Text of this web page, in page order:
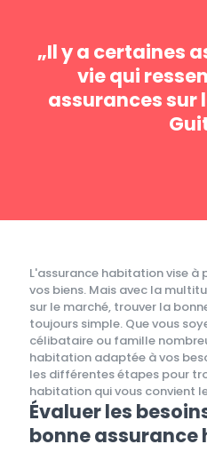
„Il y a certaines
vie qui
assurances sur
L'assurance habitation vise
vos biens. Mais avec la
sur le marché, trouver la
toujours simple. Que vous
célibataire ou famille
habitation adaptée à vos
les différentes étapes pour
habitation qui vous convient
Évaluer les
bonne